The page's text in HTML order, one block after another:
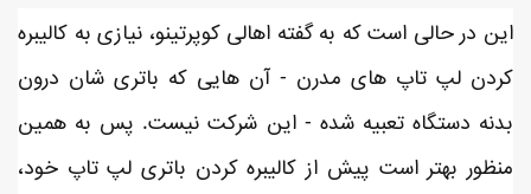
این در حالی است که به گفته اهالی کوپرتینو، نیازی به کالیبره
کردن لپ تاپ های مدرن - آن هایی که باتری شان درون
بدنه دستگاه تعبیه شده - این شرکت نیست. پس به همین
منظور بهتر است پیش از کالیبره کردن باتری لپ تاپ خود،